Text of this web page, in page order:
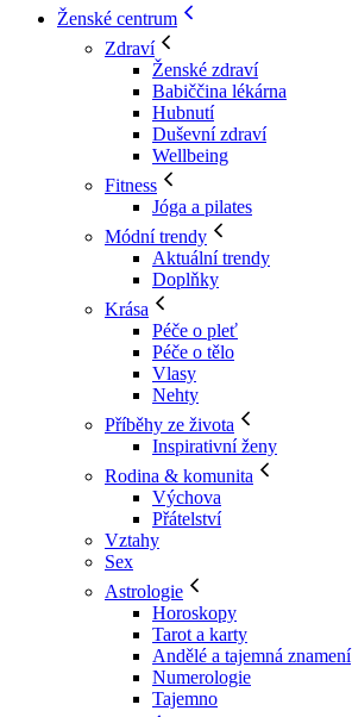
Ženské centrum
Zdraví
Ženské zdraví
Babiččina lékárna
Hubnutí
Duševní zdraví
Wellbeing
Fitness
Jóga a pilates
Módní trendy
Aktuální trendy
Doplňky
Krása
Péče o pleť
Péče o tělo
Vlasy
Nehty
Příběhy ze života
Inspirativní ženy
Rodina & komunita
Výchova
Přátelství
Vztahy
Sex
Astrologie
Horoskopy
Tarot a karty
Andělé a tajemná znamení
Numerologie
Tajemno